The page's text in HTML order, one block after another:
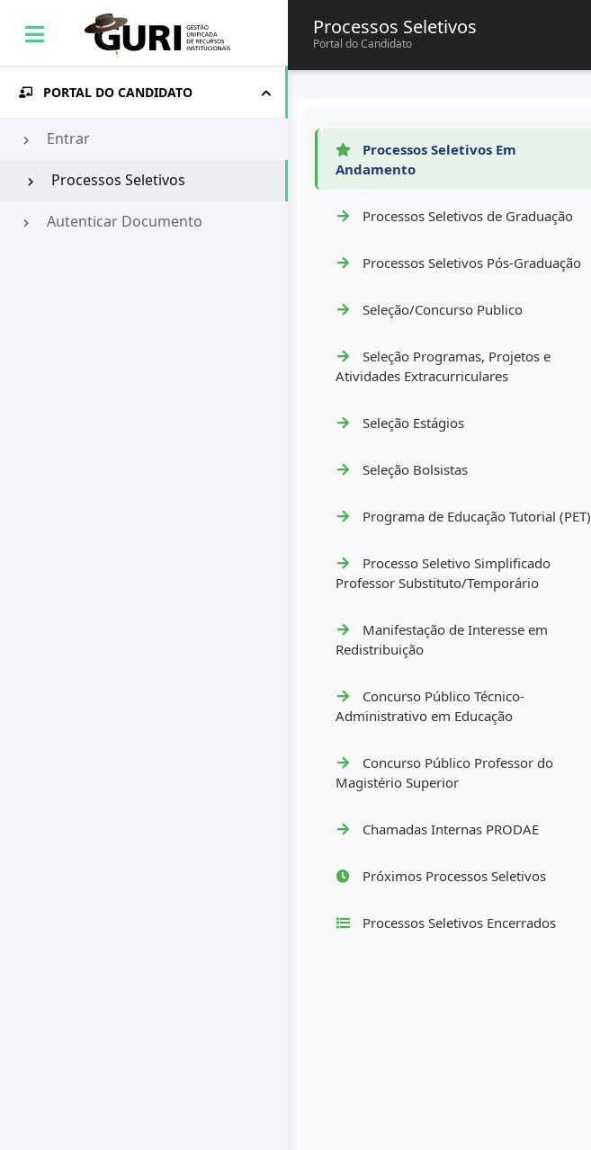
PORTAL DO CANDIDATO
Entrar
Processos Seletivos
Autenticar Documento
Processos Seletivos
Portal do Candidato
Processos Seletivos Em
Andamento
Processos Seletivos de Graduação
Processos Seletivos Pós-Graduação
Seleção/Concurso Publico
Seleção Programas, Projetos e
Atividades Extracurriculares
Seleção Estágios
Seleção Bolsistas
Programa de Educação Tutorial (PET)
Processo Seletivo Simplificado
Professor Substituto/Temporário
Manifestação de Interesse em
Redistribuição
Concurso Público Técnico-
Administrativo em Educação
Concurso Público Professor do
Magistério Superior
Chamadas Internas PRODAE
Próximos Processos Seletivos
Processos Seletivos Encerrados